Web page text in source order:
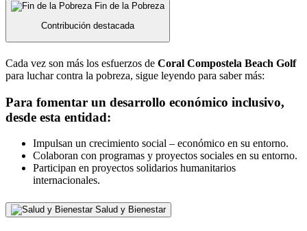
Fin de la Pobreza
Contribución destacada
Cada vez son más los esfuerzos de Coral Compostela Beach Golf
para luchar contra la pobreza, sigue leyendo para saber más:
Para fomentar un desarrollo económico inclusivo,
desde esta entidad:
Impulsan un crecimiento social – económico en su entorno.
Colaboran con programas y proyectos sociales en su entorno.
Participan en proyectos solidarios humanitarios
internacionales.
Salud y Bienestar